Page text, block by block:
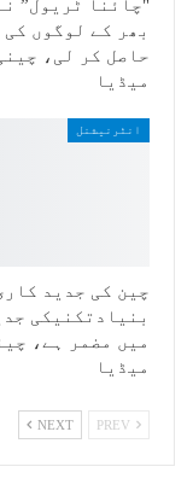
"چائنا ٹریول”
بھر کے لوگوں کی
حاصل کر لی،
میڈیا
انٹرنیشنل
چین کی جدید
بنیادتکنیکی
میں مضمر ہے،
میڈیا
NEXT